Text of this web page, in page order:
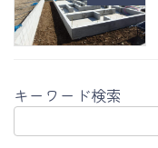
キーワード検索